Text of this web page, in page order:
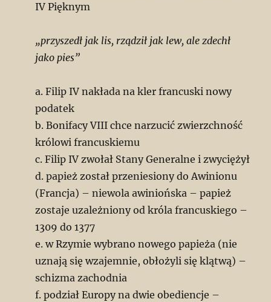
IV Pięknym
„przyszedł jak lis, rządził jak lew, ale zdechł
jako pies”
a. Filip IV nakłada na kler francuski nowy
podatek
b. Bonifacy VIII chce narzucić zwierzchność
królowi francuskiemu
c. Filip IV zwołał Stany Generalne i zwyciężył
d. papież został przeniesiony do Awinionu
(Francja) – niewola awiniońska – papież
zostaje uzależniony od króla francuskiego –
1309 do 1377
e. w Rzymie wybrano nowego papieża (nie
uznają się wzajemnie, obłożyli się klątwą) –
schizma zachodnia
f. podział Europy na dwie obediencje –